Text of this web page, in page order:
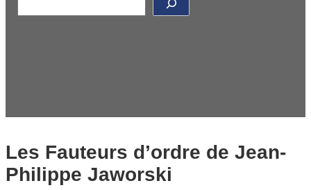
c
Les Fauteurs d’ordre de Jean-
Philippe Jaworski